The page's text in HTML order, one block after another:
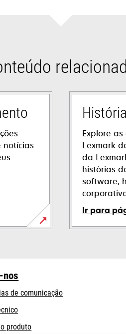
notícias
Explore
Lexmark
da
histórias
software,
Ir para
nos
de comunicação
opens
in
produto